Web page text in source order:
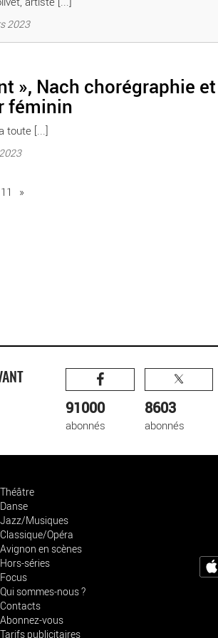
2023
», Nach chorégraphie et
féminin
toute [...]
Danse Lyon Théâtre de la Croix-Rousse
11 »
91000
abonnés
8603
abonnés
Théâtre
Danse
Jazz/Musiques
Classique/Opéra
Avignon en scènes
Hors-séries
Focus
Qui sommes-nous ?
Contacts
Abonnez-vous
Tarifs publicitaires